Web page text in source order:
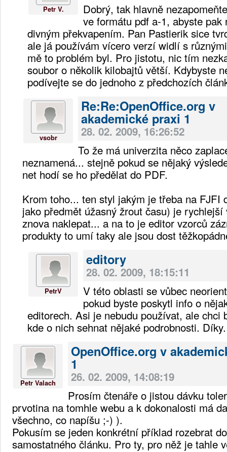
Petr V.
Dobrý, tak hlavně
ve formátu pdf a-1, abyste pak
divným překvapením. Pan Pastierik sice
ale já používám vícero verzí widlí s
mě to problém byl. Pro jistotu, nic tím
soubor o několik kilobajtů větší. Kdybyste
podívejte se do jednoho z předchozích
vsobr
Re:Re:OpenOffice.org v
akademické praxi 1
28. 02. 2009, 16:26:52
To že má univerzita něco
neznamená... stejně pokud se nějaký
net hodí se ho předělat do PDF.
Krom toho... ten styl jakým je třeba na FJFI
jako předmět úžasný žrout času) je
znova naklepat... a na to je editor vzorců
produkty to umí taky ale jsou dost
PetrV
editory
28. 02. 2009, 18:15:11
V této oblasti se vůbec
pokud byste poskytl info o
editorech. Asi je nebudu používat, ale chci
kde o nich sehnat nějaké podrobnosti. Díky.
Petr Valach
OpenOffice.org v
1
26. 02. 2009, 14:08:19
Prosím čtenáře o jistou dávku
prvotina na tomhle webu a k dokonalosti má
všechno, co napíšu ;-) ).
Pokusím se jeden konkrétní příklad rozebrat
samostatného článku. Pro ty, pro něž je tahle